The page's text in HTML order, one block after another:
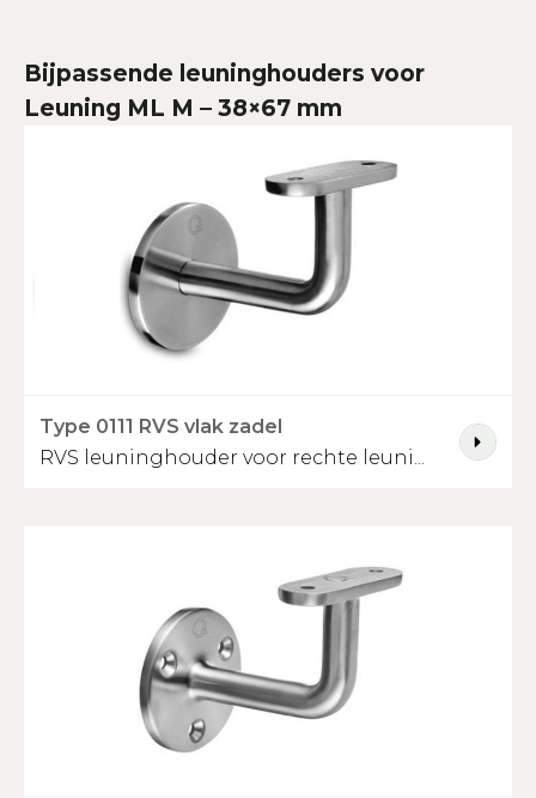
Bijpassende leuninghouders voor
Leuning ML M – 38×67 mm
Type 0111 RVS vlak zadel
RVS leuninghouder voor rechte leuni...